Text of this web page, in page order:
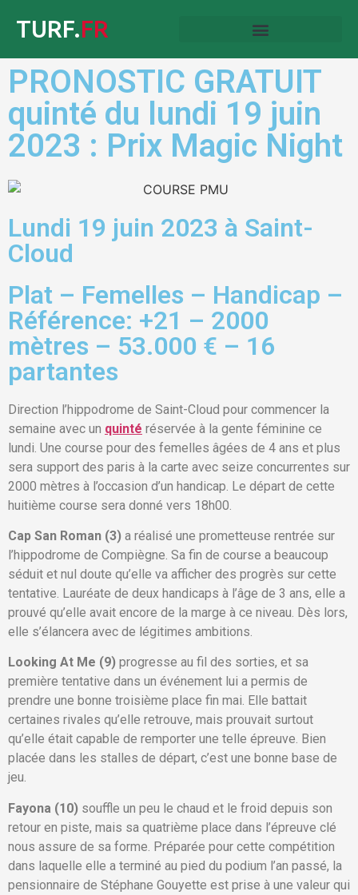
TURF.FR
PRONOSTIC GRATUIT
quinté du lundi 19 juin
2023 : Prix Magic Night
Lundi 19 juin 2023 à Saint-
Cloud
Plat – Femelles – Handicap –
Référence: +21 – 2000
mètres – 53.000 € – 16
partantes
Direction l’hippodrome de Saint-Cloud pour commencer la
semaine avec un quinté réservée à la gente féminine ce
lundi. Une course pour des femelles âgées de 4 ans et plus
sera support des paris à la carte avec seize concurrentes sur
2000 mètres à l’occasion d’un handicap. Le départ de cette
huitième course sera donné vers 18h00.
Cap San Roman (3) a réalisé une prometteuse rentrée sur
l’hippodrome de Compiègne. Sa fin de course a beaucoup
séduit et nul doute qu’elle va afficher des progrès sur cette
tentative. Lauréate de deux handicaps à l’âge de 3 ans, elle a
prouvé qu’elle avait encore de la marge à ce niveau. Dès lors,
elle s’élancera avec de légitimes ambitions.
Looking At Me (9) progresse au fil des sorties, et sa
première tentative dans un événement lui a permis de
prendre une bonne troisième place fin mai. Elle battait
certaines rivales qu’elle retrouve, mais prouvait surtout
qu’elle était capable de remporter une telle épreuve. Bien
placée dans les stalles de départ, c’est une bonne base de
jeu.
Fayona (10) souffle un peu le chaud et le froid depuis son
retour en piste, mais sa quatrième place dans l’épreuve clé
nous assure de sa forme. Préparée pour cette compétition
dans laquelle elle a terminé au pied du podium l’an passé, la
pensionnaire de Stéphane Gouyette est prise à une valeur qui